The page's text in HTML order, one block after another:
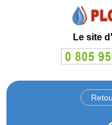
Le site